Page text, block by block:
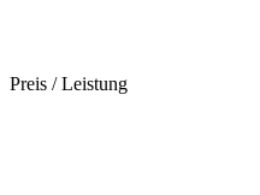
Preis / Leistung